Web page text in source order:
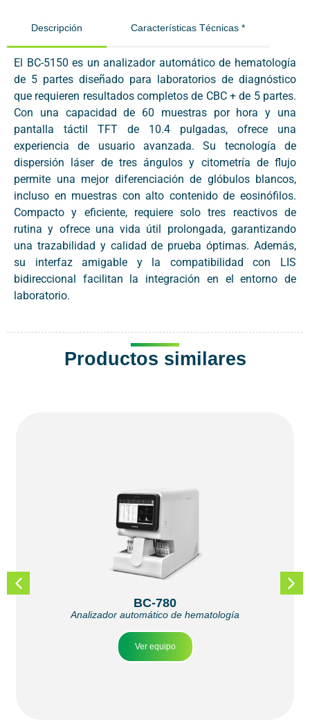
Descripción Características Técnicas *
El BC-5150 es un analizador automático de hematología
de 5 partes diseñado para laboratorios de diagnóstico
que requieren resultados completos de CBC + de 5 partes.
Con una capacidad de 60 muestras por hora y una
pantalla táctil TFT de 10.4 pulgadas, ofrece una
experiencia de usuario avanzada. Su tecnología de
dispersión láser de tres ángulos y citometría de flujo
permite una mejor diferenciación de glóbulos blancos,
incluso en muestras con alto contenido de eosinófilos.
Compacto y eficiente, requiere solo tres reactivos de
rutina y ofrece una vida útil prolongada, garantizando
una trazabilidad y calidad de prueba óptimas. Además,
su interfaz amigable y la compatibilidad con LIS
bidireccional facilitan la integración en el entorno de
laboratorio.
Productos similares
BC-780
Analizador automático de hematología
Ver equipo